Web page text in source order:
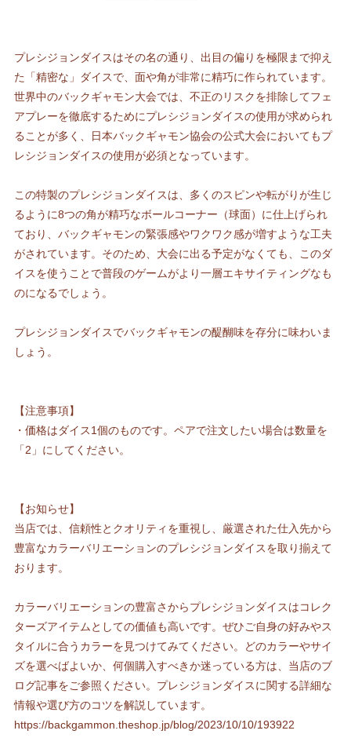
プレシジョンダイスはその名の通り、出目の偏りを極限まで抑え
た「精密な」ダイスで、面や角が非常に精巧に作られています。
世界中のバックギャモン大会では、不正のリスクを排除してフェ
アプレーを徹底するためにプレシジョンダイスの使用が求められ
ることが多く、日本バックギャモン協会の公式大会においてもプ
レシジョンダイスの使用が必須となっています。
この特製のプレシジョンダイスは、多くのスピンや転がりが生じ
るように8つの角が精巧なボールコーナー（球面）に仕上げられ
ており、バックギャモンの緊張感やワクワク感が増すような工夫
がされています。そのため、大会に出る予定がなくても、このダ
イスを使うことで普段のゲームがより一層エキサイティングなも
のになるでしょう。
プレシジョンダイスでバックギャモンの醍醐味を存分に味わいま
しょう。
【注意事項】
・価格はダイス1個のものです。ペアで注文したい場合は数量を
「2」にしてください。
【お知らせ】
当店では、信頼性とクオリティを重視し、厳選された仕入先から
豊富なカラーバリエーションのプレシジョンダイスを取り揃えて
おります。
カラーバリエーションの豊富さからプレシジョンダイスはコレク
ターズアイテムとしての価値も高いです。ぜひご自身の好みやス
タイルに合うカラーを見つけてみてください。どのカラーやサイ
ズを選べばよいか、何個購入すべきか迷っている方は、当店のブ
ログ記事をご参照ください。プレシジョンダイスに関する詳細な
情報や選び方のコツを解説しています。
https://backgammon.theshop.jp/blog/2023/10/10/193922